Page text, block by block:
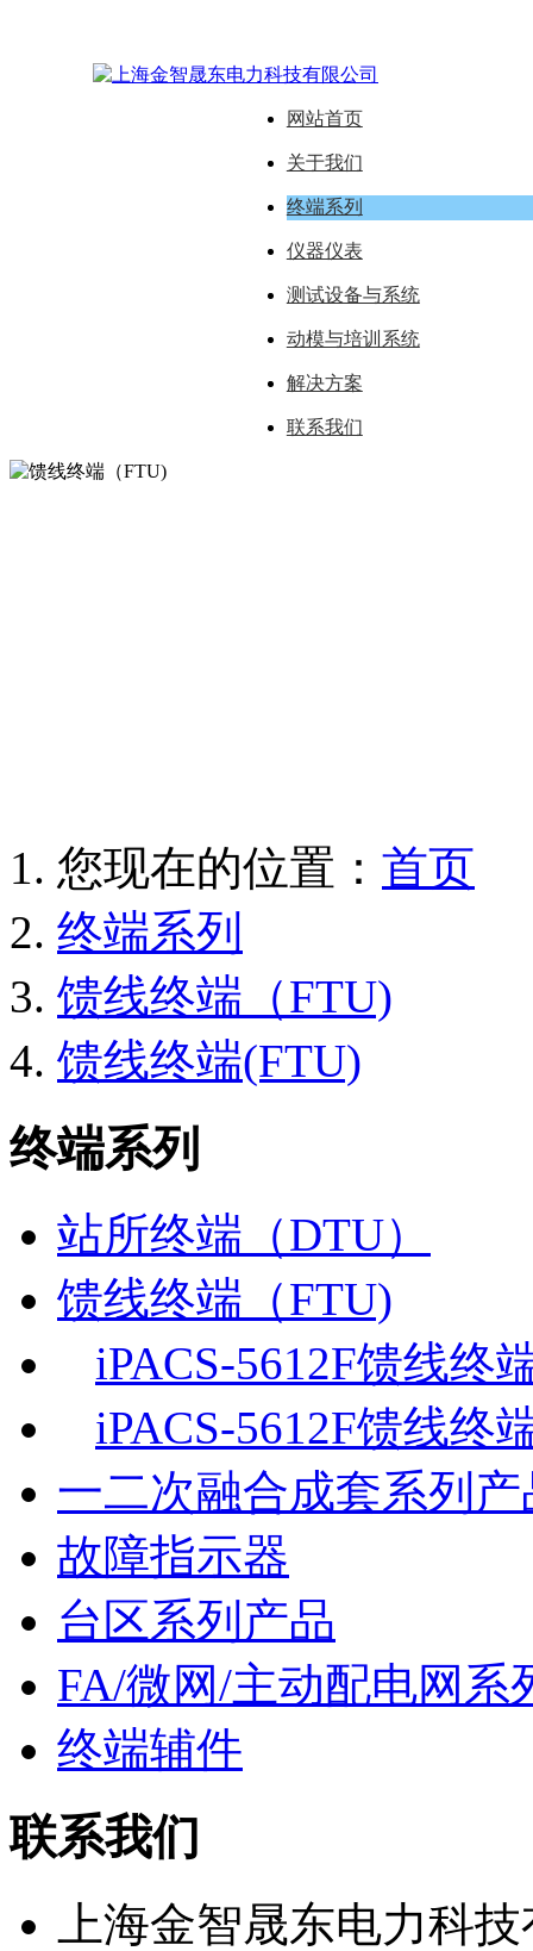
网站首页
关于我们
终端系列
仪器仪表
测试设备与系统
动模与培训系统
解决方案
联系我们
您现在的位置： 首页
终端系列
馈线终端（FTU)
馈线终端(FTU)
终端系列
站所终端（DTU）
馈线终端（FTU)
iPACS-5612F馈线终
iPACS-5612F馈线终
一二次融合成套系列产
故障指示器
台区系列产品
FA/微网/主动配电网系
终端辅件
联系我们
上海金智晟东电力科